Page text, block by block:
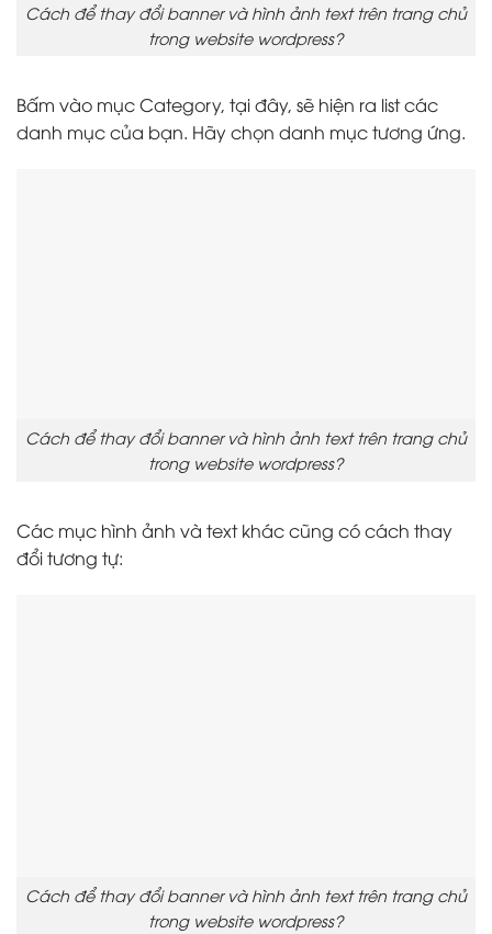
Cách để thay đổi banner và hình ảnh text trên trang chủ
trong website wordpress?
Bấm vào mục Category, tại đây, sẽ hiện ra list các
danh mục của bạn. Hãy chọn danh mục tương ứng.
Cách để thay đổi banner và hình ảnh text trên trang chủ
trong website wordpress?
Các mục hình ảnh và text khác cũng có cách thay
đổi tương tự:
Cách để thay đổi banner và hình ảnh text trên trang chủ
trong website wordpress?